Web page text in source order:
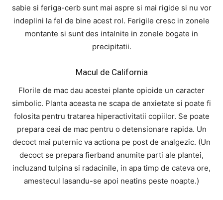
sabie si feriga-cerb sunt mai aspre si mai rigide si nu vor
indeplini la fel de bine acest rol. Ferigile cresc in zonele
montante si sunt des intalnite in zonele bogate in
precipitatii.
Macul de California
Florile de mac dau acestei plante opioide un caracter
simbolic. Planta aceasta ne scapa de anxietate si poate fi
folosita pentru tratarea hiperactivitatii copiilor. Se poate
prepara ceai de mac pentru o detensionare rapida. Un
decoct mai puternic va actiona pe post de analgezic. (Un
decoct se prepara fierband anumite parti ale plantei,
incluzand tulpina si radacinile, in apa timp de cateva ore,
amestecul lasandu-se apoi neatins peste noapte.)